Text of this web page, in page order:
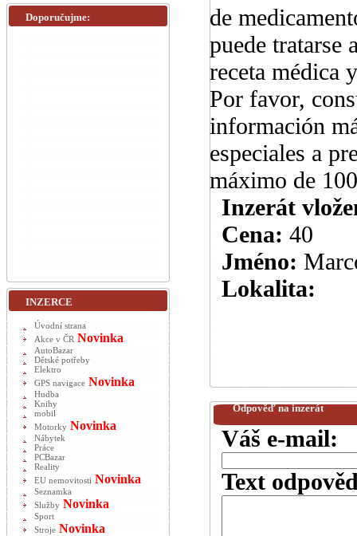
de
puede tratarse
receta médica
Por favor,
información
especiales a
máximo de
Inzerát
Cena: 40
Jméno:
Lokalita:
Odpověď na inzerát
Váš e-mail:
Text
Doporučujme:
INZERCE
Úvodní strana
Akce v ČR Novinka
AutoBazar
Dětské potřeby
Elektro
GPS navigace Novinka
Hudba
Knihy
mobil
Motorky Novinka
Nábytek
Práce
PCBazar
Reality
EU nemovitosti Novinka
Seznamka
Služby Novinka
Sport
Stroje Novinka